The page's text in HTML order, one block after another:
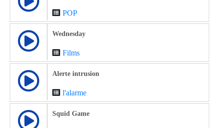
POP
Wednesday
Films
Alerte intrusion
l'alarme
Squid Game